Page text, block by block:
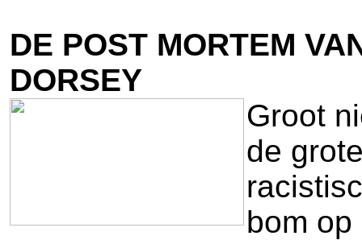
DE POST MORTEM
DORSEY
Groot
de
bom